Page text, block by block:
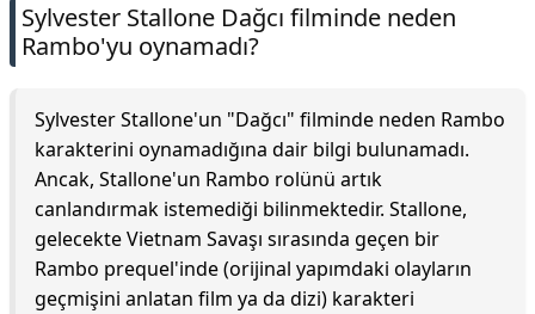
Sylvester Stallone Dağcı filminde neden
Rambo'yu oynamadı?
Sylvester Stallone'un "Dağcı" filminde neden Rambo
karakterini oynamadığına dair bilgi bulunamadı.
Ancak, Stallone'un Rambo rolünü artık
canlandırmak istemediği bilinmektedir. Stallone,
gelecekte Vietnam Savaşı sırasında geçen bir
Rambo prequel'inde (orijinal yapımdaki olayların
geçmişini anlatan film ya da dizi) karakteri